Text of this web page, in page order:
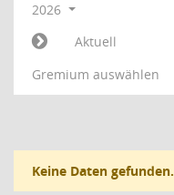
2026
Aktuell
Gremium auswählen
Keine Daten gefunden.